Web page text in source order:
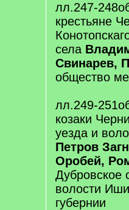
лл.247-
крестьяне
села
Свинарев,
общество
лл.249-
козаки
уезда и
Петров
Оробей,
Дубровское
волости
губернии